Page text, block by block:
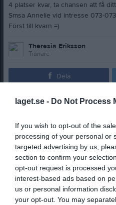
laget.se - Do Not Process
If you wish to opt-out of the
processing of your personal or
targeted advertising by us,
section to confirm your
opt-out request is processed
interest-based ads based on
us or personal information
your opt-out. You may
4 platser kvar, ta chansen att få
Smsa Annelie vid intresse 073-
Först till kvarn =)
Theresia Eriksson
Tränare
Dela
Läs också
SIF dagen
Kommentera